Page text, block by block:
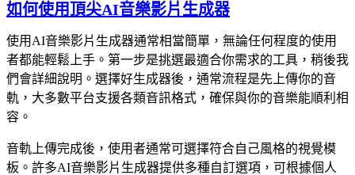
如何使用頂尖AI音樂影片生成器
使用AI音樂影片生成器通常相當簡單，無論任何程度的使用
者都能輕鬆上手。第一步是挑選最適合你需求的工具，稍後我
們會詳細說明。選擇好生成器後，通常流程是先上傳你的音
軌，大多數平台支援各類音訊格式，確保與你的音樂能順利相
容。
音軌上傳完成後，使用者通常可選擇符合自己風格的視覺模
板。許多AI音樂影片生成器提供多種自訂選項，可根據個人